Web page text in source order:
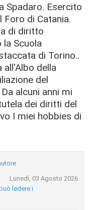
Spadaro. Esercito
di Catania.
di diritto
Scuola
di Torino..
della
del
alcuni anni mi
dei diritti del
I miei hobbies di
Lunedì, 03 Agosto 2026
ledere i